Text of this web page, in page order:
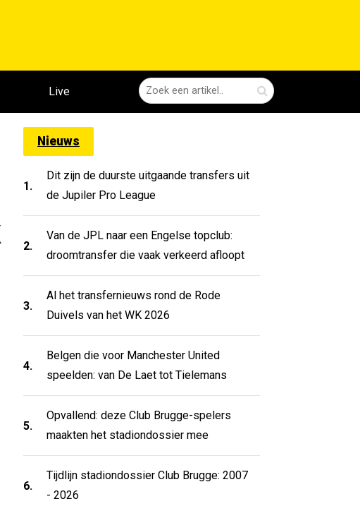
Live
Nieuws
1.
Dit zijn de duurste uitgaande transfers uit
de Jupiler Pro League
2.
Van de JPL naar een Engelse topclub:
droomtransfer die vaak verkeerd afloopt
3.
Al het transfernieuws rond de Rode
Duivels van het WK 2026
4.
Belgen die voor Manchester United
speelden: van De Laet tot Tielemans
5.
Opvallend: deze Club Brugge-spelers
maakten het stadiondossier mee
6.
Tijdlijn stadiondossier Club Brugge: 2007
- 2026